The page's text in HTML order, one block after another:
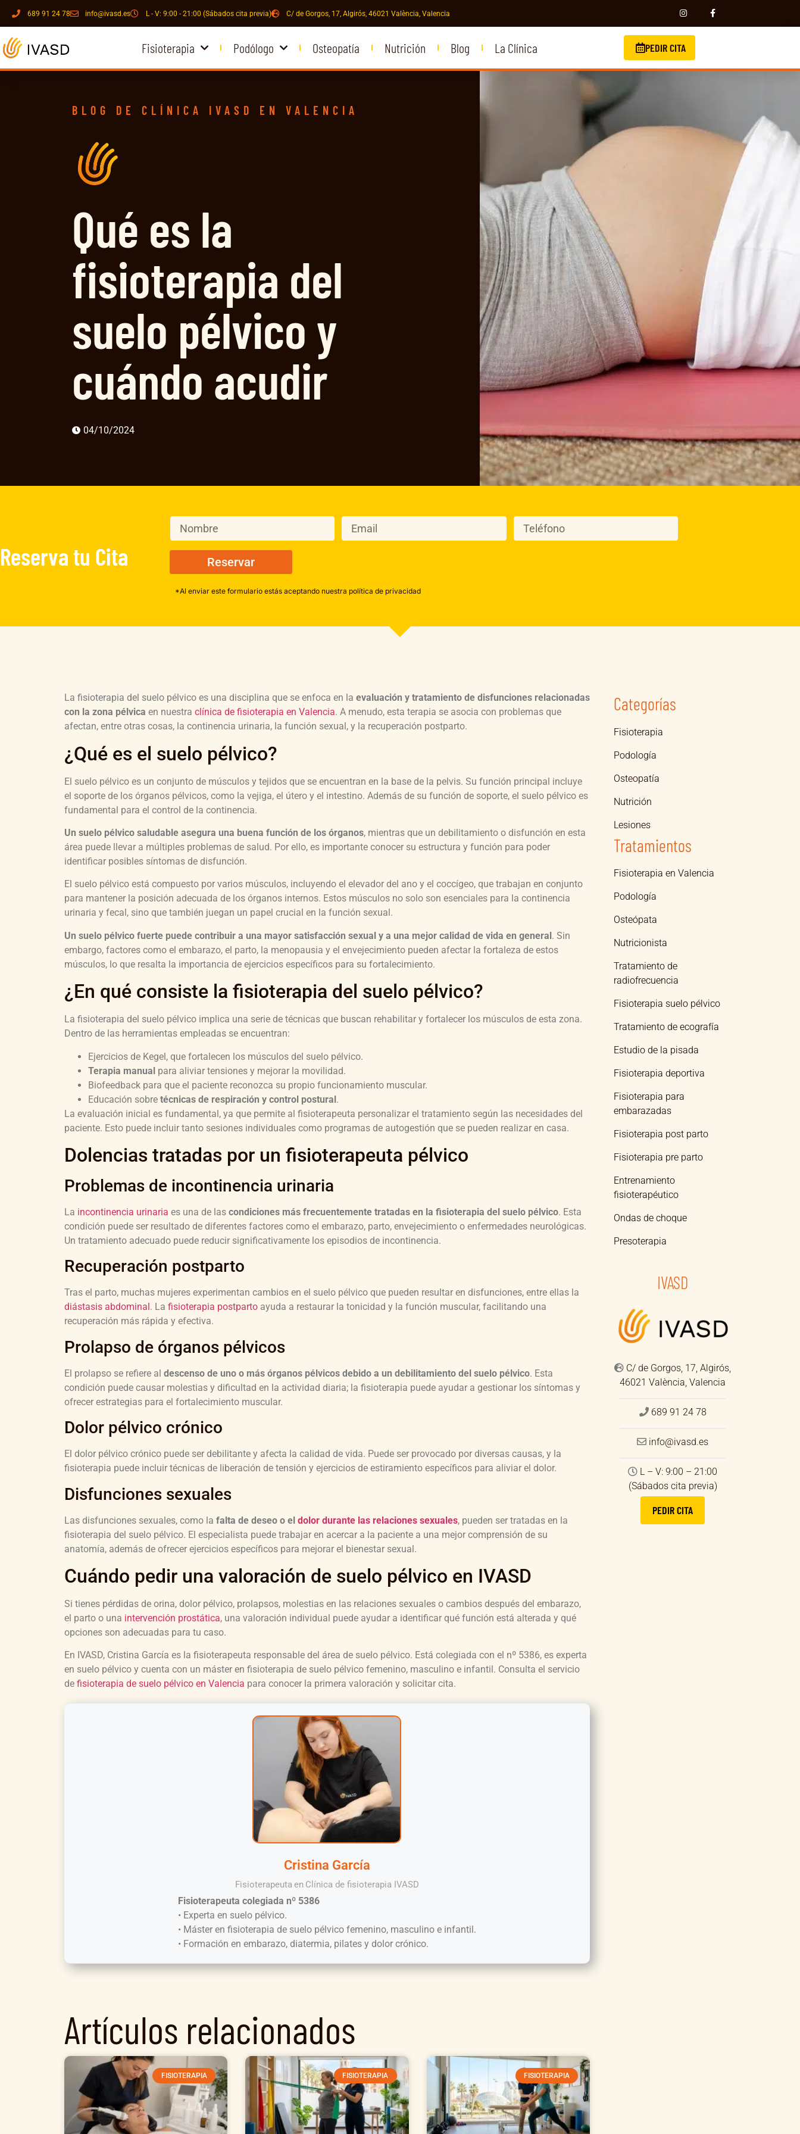
689 91 24 78 info@ivasd.es L - V: 9:00 - 21:00 (Sábados cita previa) C/ de Gorgos, 17, Algirós, 46021 València, Valencia
Fisioterapia Podólogo Osteopatía Nutrición Blog La Clínica PEDIR CITA
BLOG DE CLÍNICA IVASD EN VALENCIA
Qué es la
fisioterapia del
suelo pélvico y
cuándo acudir
04/10/2024
Reserva tu Cita Reservar
*Al enviar este formulario estás aceptando nuestra política de privacidad
La fisioterapia del suelo pélvico es una disciplina que se enfoca en la evaluación y tratamiento de disfunciones relacionadas
con la zona pélvica en nuestra clínica de fisioterapia en Valencia. A menudo, esta terapia se asocia con problemas que
afectan, entre otras cosas, la continencia urinaria, la función sexual, y la recuperación postparto.
¿Qué es el suelo pélvico?
El suelo pélvico es un conjunto de músculos y tejidos que se encuentran en la base de la pelvis. Su función principal incluye
el soporte de los órganos pélvicos, como la vejiga, el útero y el intestino. Además de su función de soporte, el suelo pélvico es
fundamental para el control de la continencia.
Un suelo pélvico saludable asegura una buena función de los órganos, mientras que un debilitamiento o disfunción en esta
área puede llevar a múltiples problemas de salud. Por ello, es importante conocer su estructura y función para poder
identificar posibles síntomas de disfunción.
El suelo pélvico está compuesto por varios músculos, incluyendo el elevador del ano y el coccígeo, que trabajan en conjunto
para mantener la posición adecuada de los órganos internos. Estos músculos no solo son esenciales para la continencia
urinaria y fecal, sino que también juegan un papel crucial en la función sexual.
Un suelo pélvico fuerte puede contribuir a una mayor satisfacción sexual y a una mejor calidad de vida en general. Sin
embargo, factores como el embarazo, el parto, la menopausia y el envejecimiento pueden afectar la fortaleza de estos
músculos, lo que resalta la importancia de ejercicios específicos para su fortalecimiento.
¿En qué consiste la fisioterapia del suelo pélvico?
La fisioterapia del suelo pélvico implica una serie de técnicas que buscan rehabilitar y fortalecer los músculos de esta zona.
Dentro de las herramientas empleadas se encuentran:
Ejercicios de Kegel, que fortalecen los músculos del suelo pélvico.
Terapia manualpara aliviar tensiones y mejorar la movilidad.
Biofeedback para que el paciente reconozca su propio funcionamiento muscular.
Educación sobre técnicas de respiración y control postural.
La evaluación inicial es fundamental, ya que permite al fisioterapeuta personalizar el tratamiento según las necesidades del
paciente. Esto puede incluir tanto sesiones individuales como programas de autogestión que se pueden realizar en casa.
Dolencias tratadas por un fisioterapeuta pélvico
Problemas de incontinencia urinaria
La incontinencia urinaria es una de las condiciones más frecuentemente tratadas en la fisioterapia del suelo pélvico. Esta
condición puede ser resultado de diferentes factores como el embarazo, parto, envejecimiento o enfermedades neurológicas.
Un tratamiento adecuado puede reducir significativamente los episodios de incontinencia.
Recuperación postparto
Tras el parto, muchas mujeres experimentan cambios en el suelo pélvico que pueden resultar en disfunciones, entre ellas la
diástasis abdominal . La fisioterapia postpartoayuda a restaurar la tonicidad y la función muscular, facilitando una
recuperación más rápida y efectiva.
Prolapso de órganos pélvicos
El prolapso se refiere al descenso de uno o más órganos pélvicos debido a un debilitamiento del suelo pélvico. Esta
condición puede causar molestias y dificultad en la actividad diaria; la fisioterapia puede ayudar a gestionar los síntomas y
ofrecer estrategias para el fortalecimiento muscular.
Dolor pélvico crónico
El dolor pélvico crónico puede ser debilitante y afecta la calidad de vida. Puede ser provocado por diversas causas, y la
fisioterapia puede incluir técnicas de liberación de tensión y ejercicios de estiramiento específicos para aliviar el dolor.
Disfunciones sexuales
Las disfunciones sexuales, como la falta de deseo o el dolor durante las relaciones sexuales, pueden ser tratadas en la
fisioterapia del suelo pélvico. El especialista puede trabajar en acercar a la paciente a una mejor comprensión de su
anatomía, además de ofrecer ejercicios específicos para mejorar el bienestar sexual.
Cuándo pedir una valoración de suelo pélvico en IVASD
Si tienes pérdidas de orina, dolor pélvico, prolapsos, molestias en las relaciones sexuales o cambios después del embarazo,
el parto o una intervención prostática, una valoración individual puede ayudar a identificar qué función está alterada y qué
opciones son adecuadas para tu caso.
En IVASD, Cristina García es la fisioterapeuta responsable del área de suelo pélvico. Está colegiada con el nº 5386, es experta
en suelo pélvico y cuenta con un máster en fisioterapia de suelo pélvico femenino, masculino e infantil. Consulta el servicio
de fisioterapia de suelo pélvico en Valencia para conocer la primera valoración y solicitar cita.
Cristina García
Fisioterapeuta en Clínica de fisioterapia IVASD
Fisioterapeuta colegiada nº 5386
• Experta en suelo pélvico.
• Máster en fisioterapia de suelo pélvico femenino, masculino e infantil.
• Formación en embarazo, diatermia, pilates y dolor crónico.
Artículos relacionados
FISIOTERAPIA FISIOTERAPIA FISIOTERAPIA
Categorías
Fisioterapia
Podología
Osteopatía
Nutrición
Lesiones
Tratamientos
Fisioterapia en Valencia
Podología
Osteópata
Nutricionista
Tratamiento de
radiofrecuencia
Fisioterapia suelo pélvico
Tratamiento de ecografía
Estudio de la pisada
Fisioterapia deportiva
Fisioterapia para
embarazadas
Fisioterapia post parto
Fisioterapia pre parto
Entrenamiento
fisioterapéutico
Ondas de choque
Presoterapia
IVASD
C/ de Gorgos, 17, Algirós,
46021 València, Valencia
689 91 24 78
info@ivasd.es
L – V: 9:00 – 21:00
(Sábados cita previa)
PEDIR CITA